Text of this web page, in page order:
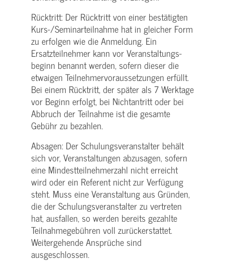
Rücktritt: Der Rücktritt von einer bestätigten
Kurs-/­Seminarteilnahme hat in gleicher Form
zu erfolgen wie die Anmeldung. Ein
Ersatzteilnehmer kann vor Veranstaltungs­
beginn benannt werden, sofern dieser die
etwaigen Teilnehmer­voraussetzungen erfüllt.
Bei einem Rücktritt, der später als 7 Werktage
vor Beginn erfolgt, bei Nichtantritt oder bei
Abbruch der Teilnahme ist die gesamte
Gebühr zu bezahlen.
Absagen: Der Schulungs­veranstalter behält
sich vor, Veranstaltungen abzusagen, sofern
eine Mindest­teilnehmerzahl nicht erreicht
wird oder ein Referent nicht zur Verfügung
steht. Muss eine Veranstaltung aus Gründen,
die der Schulungs­veranstalter zu vertreten
hat, ausfallen, so werden bereits gezahlte
Teilnahme­gebühren voll zurückerstattet.
Weitergehende Ansprüche sind
ausgeschlossen.